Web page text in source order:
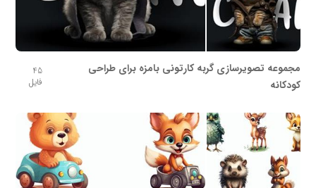
مجموعه تصویرسازی گربه کارتونی بامزه برای طراحی
کودکانه
45
فایل